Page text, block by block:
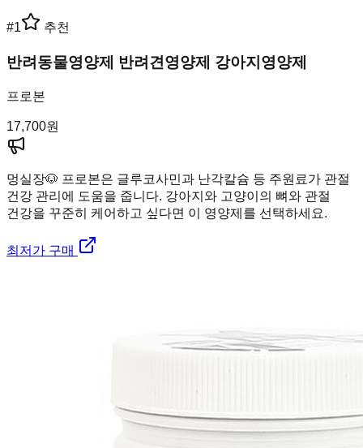
#1 추천
반려동물영양제 반려견영양제 강아지영양제
프로본
17,700원
멍실장🐶 프로본은 글루코사민과 난각칼슘 등 주원료가 관절
건강 관리에 도움을 줍니다. 강아지와 고양이의 뼈와 관절
건강을 꾸준히 케어하고 싶다면 이 영양제를 선택하세요.
최저가 구매